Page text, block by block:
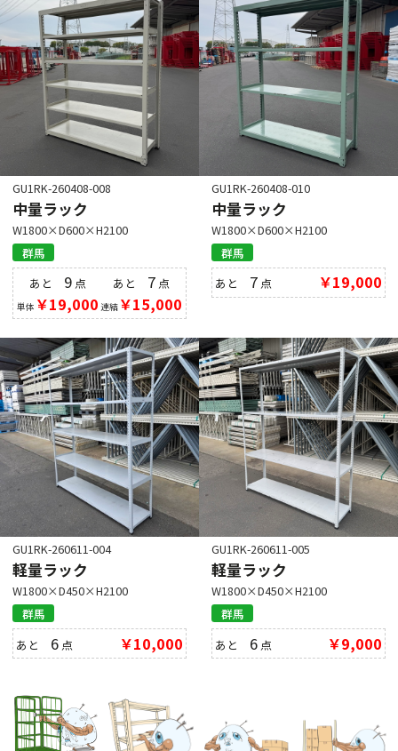
GU1RK-260408-008
中量ラック
W1800×D600×H2100
群馬
あと 9 点
単体 ￥19,000
あと 7点
連結￥15,000
GU1RK-260408-010
中量ラック
W1800×D600×H2100
群馬
あと 7 点 ￥19,000
GU1RK-260611-004
軽量ラック
W1800×D450×H2100
群馬
あと 6 点 ￥10,000
GU1RK-260611-005
軽量ラック
W1800×D450×H2100
群馬
あと 6 点 ￥9,000